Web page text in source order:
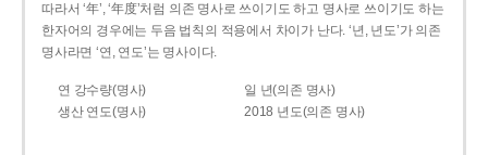
따라서 ‘年’, ‘年度’처럼 의존 명사로 쓰이기도 하고 명사로 쓰이기도 하는
한자어의 경우에는 두음 법칙의 적용에서 차이가 난다. ‘년, 년도’가 의존
명사라면 ‘연, 연도’는 명사이다.
연 강수량(명사)
일 년(의존 명사)
생산 연도(명사)
2018 년도(의존 명사)